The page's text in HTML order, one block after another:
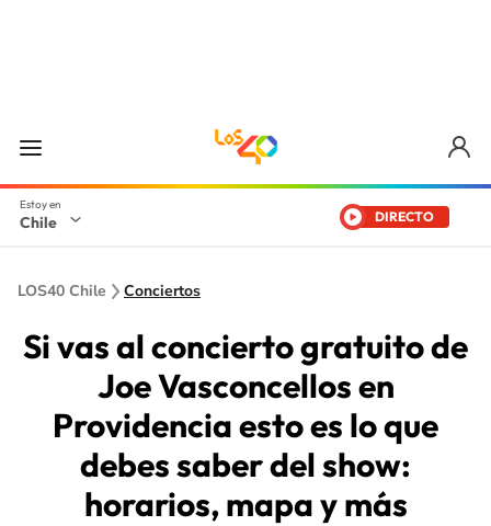
Chile DIRECTO
LOS40 Chile Conciertos
Si vas al concierto gratuito de
Joe Vasconcellos en
Providencia esto es lo que
debes saber del show:
horarios, mapa y más